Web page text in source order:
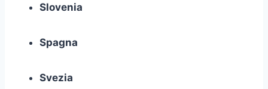
Slovenia
Spagna
Svezia